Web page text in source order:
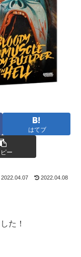
はてブ
ー
2022.04.07 2022.04.08
た！